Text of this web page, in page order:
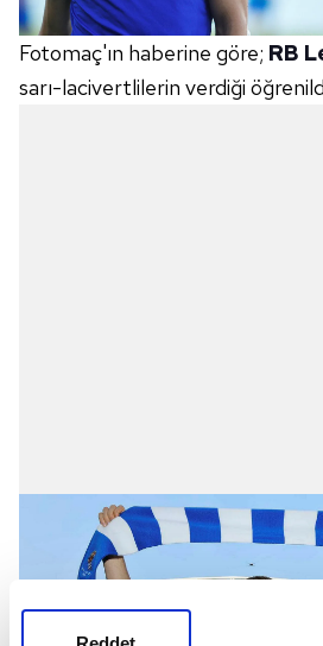
Fotomaç'ın haberine göre; RB
sarı-lacivertlilerin verdiği